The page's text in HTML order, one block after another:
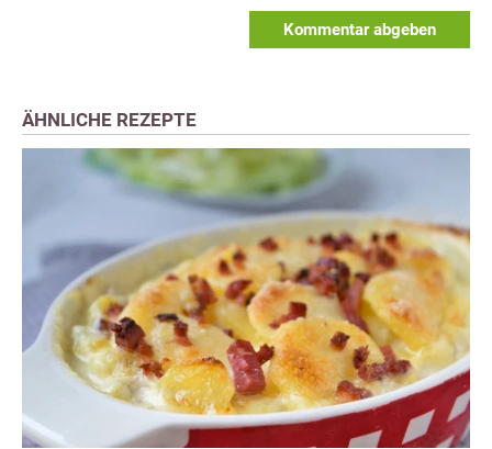
Kommentar abgeben
ÄHNLICHE REZEPTE